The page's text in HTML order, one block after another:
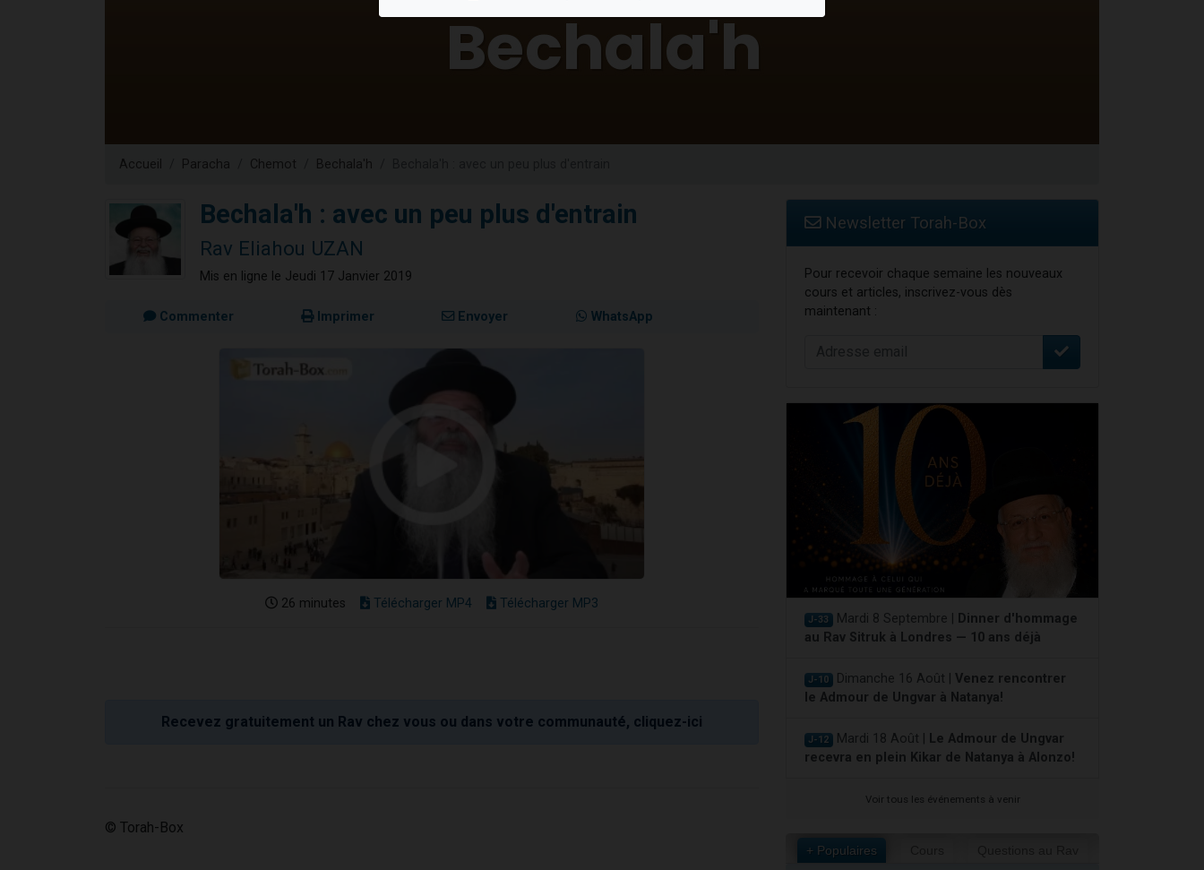
61 personnes viennent de demander une bénédiction
Il reste 49 places pour étudier en groupe sur Zoom
Ariel vient de donner son Maasser
Accueil Paracha Chemot Bechala'h
Bechala'h : avec un peu plus d'entrain
Rav Eliahou UZAN
Mis en ligne le Jeudi 17 Janvier 2019
Commenter Imprimer Envoyer WhatsApp
26 minutes Télécharger MP4 Télécharger MP3
Recevez gratuitement un Rav chez vous ou dans votre communauté, cliquez-ici
© Torah-Box
Newsletter Torah-Box
Pour recevoir chaque semaine les nouveaux
cours et articles, inscrivez-vous dès
maintenant :
J-33 Mardi 8 Septembre |
Dinner d'hommage
au Rav Sitruk à Londres — 10 ans déjà
J-10 Dimanche 16 Août | Venez rencontrer
le Admour de Ungvar à Natanya!
J-12 Mardi 18 Août |
Le Admour de Ungvar
recevra en plein Kikar de Natanya à Alonzo!
Voir tous les événements à venir
+ Populaires